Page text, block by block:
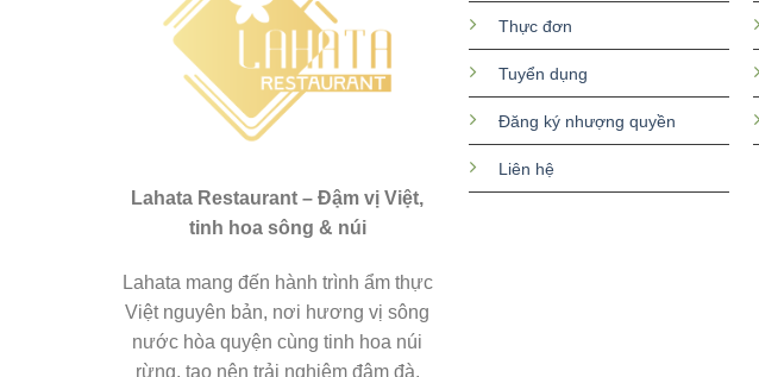
Lahata Restaurant – Đậm vị Việt,
tinh hoa sông & núi
Lahata mang đến hành trình ẩm thực
Việt nguyên bản, nơi hương vị sông
nước hòa quyện cùng tinh hoa núi
rừng, tạo nên trải nghiệm đậm đà,
Thực đơn
Tuyển dụng
Đăng ký nhượng quyền
Liên hệ